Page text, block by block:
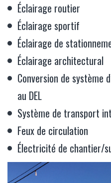
Éclairage routier
Éclairage sportif
Éclairage de
Éclairage architectural
Conversion de système
au DEL
Système de transport
Feux de circulation
Électricité de chantier/